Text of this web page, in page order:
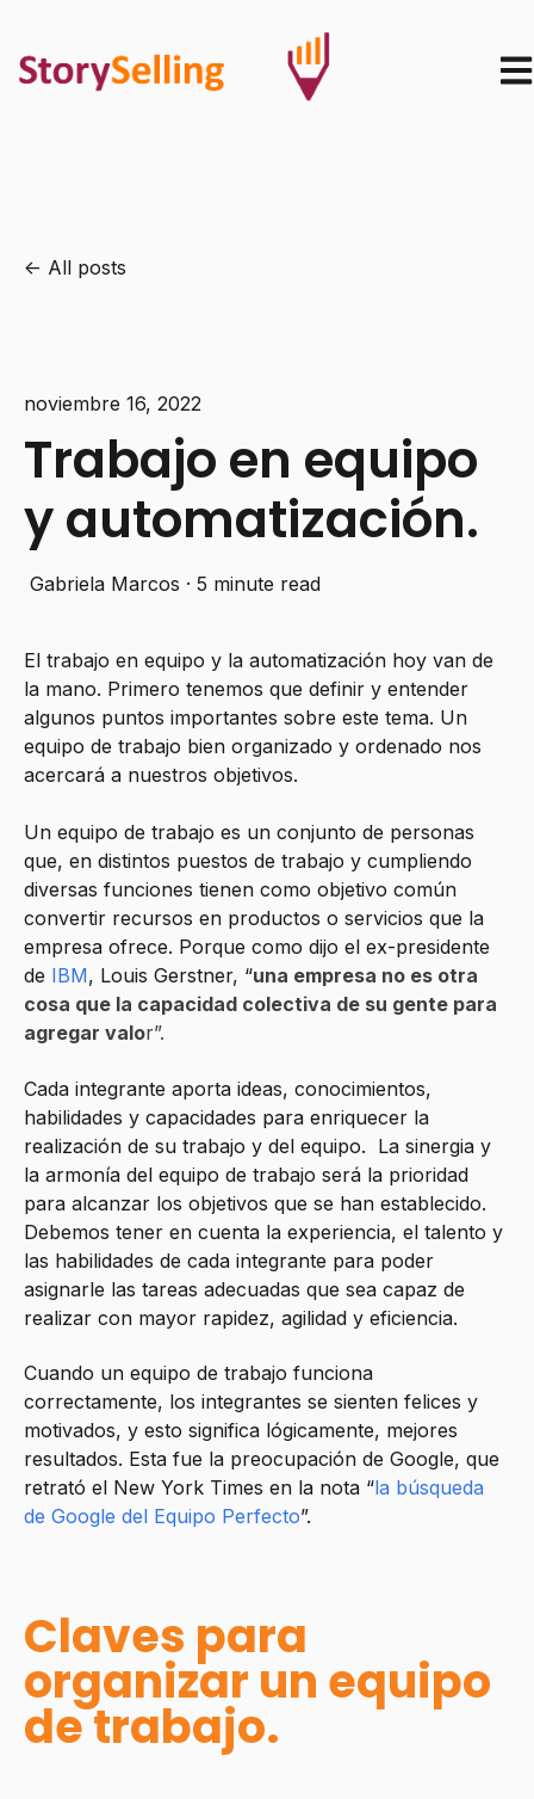
All posts
noviembre 16, 2022
Trabajo en equipo
y automatización.
Gabriela Marcos · 5 minute read
El trabajo en equipo y la automatización hoy van de
la mano. Primero tenemos que definir y entender
algunos puntos importantes sobre este tema. Un
equipo de trabajo bien organizado y ordenado nos
acercará a nuestros objetivos.
Un equipo de trabajo es un conjunto de personas
que, en distintos puestos de trabajo y cumpliendo
diversas funciones tienen como objetivo común
convertir recursos en productos o servicios que la
empresa ofrece. Porque como dijo el ex-presidente
de IBM, Louis Gerstner, “una empresa no es otra
cosa que la capacidad colectiva de su gente para
agregar valor”.
Cada integrante aporta ideas, conocimientos,
habilidades y capacidades para enriquecer la
realización de su trabajo y del equipo. La sinergia y
la armonía del equipo de trabajo será la prioridad
para alcanzar los objetivos que se han establecido.
Debemos tener en cuenta la experiencia, el talento y
las habilidades de cada integrante para poder
asignarle las tareas adecuadas que sea capaz de
realizar con mayor rapidez, agilidad y eficiencia.
Cuando un equipo de trabajo funciona
correctamente, los integrantes se sienten felices y
motivados, y esto significa lógicamente, mejores
resultados. Esta fue la preocupación de Google, que
retrató el New York Times en la nota “la búsqueda
de Google del Equipo Perfecto”.
Claves para
organizar un equipo
de trabajo.